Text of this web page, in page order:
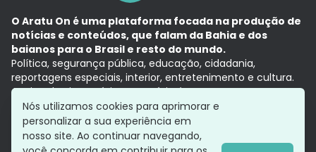
O Aratu On é uma plataforma focada na produção de
notícias e conteúdos, que falam da Bahia e dos
baianos para o Brasil e resto do mundo.
Política, segurança pública, educação, cidadania,
reportagens especiais, interior, entretenimento e cultura.
Aqui, tudo vira notícia e a notícia é no tempo presente,
com a credibilidade do Grupo Aratu.
Grupo Aratu
Política de privacidade
Nós utilizamos cookies para aprimorar e
personalizar a sua experiência em
nosso site. Ao continuar navegando,